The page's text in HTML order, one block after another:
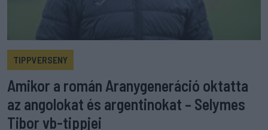
TIPPVERSENY
Amikor a román Aranygeneráció oktatta
az angolokat és argentinokat – Selymes
Tibor vb-tippjei